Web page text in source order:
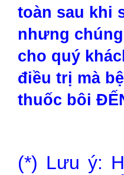
toàn sau khi
nhưng
cho quý
điều trị mà
thuốc bôi
(*) Lưu ý: